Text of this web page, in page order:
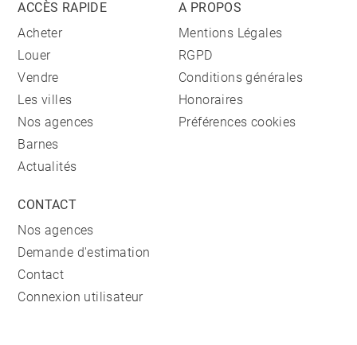
ACCÈS RAPIDE
Acheter
Louer
Vendre
Les villes
Nos agences
Barnes
Actualités
A PROPOS
Mentions Légales
RGPD
Conditions générales
Honoraires
Préférences cookies
CONTACT
Nos agences
Demande d'estimation
Contact
Connexion utilisateur